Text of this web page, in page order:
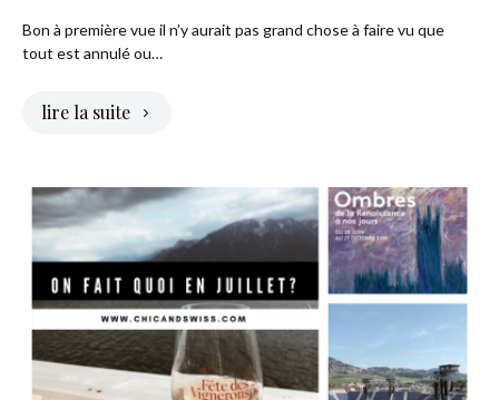
Bon à première vue il n’y aurait pas grand chose à faire vu que
tout est annulé ou…
lire la suite